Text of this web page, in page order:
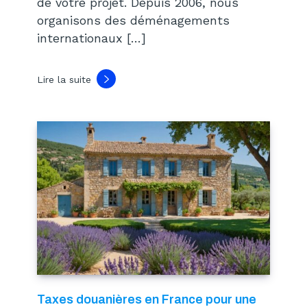
organisons des déménagements
internationaux […]
Lire la suite
Taxes douanières en France pour une